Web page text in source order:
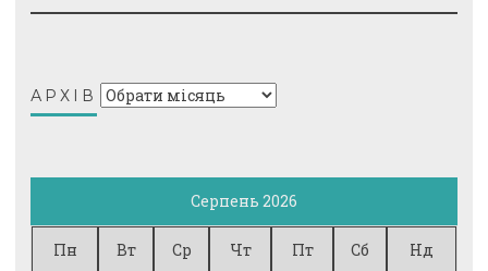
АРХІВ Архів
Серпень 2026
Пн Вт Ср Чт Пт Сб Нд